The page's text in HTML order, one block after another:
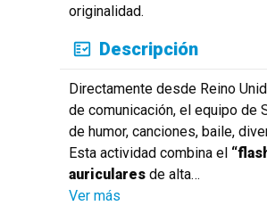
originalidad.
Descripción
Directamente desde Reino
de comunicación, el equipo de
de humor, canciones, baile,
Esta actividad combina el
auriculares de alta…
Ver más